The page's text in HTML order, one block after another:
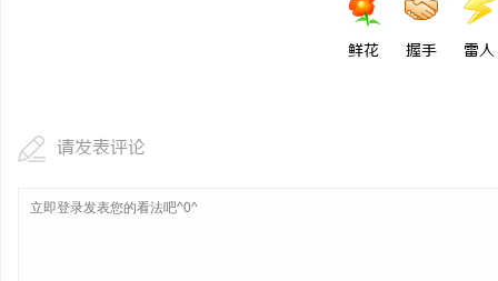
鲜花 握手 雷人
请发表评论